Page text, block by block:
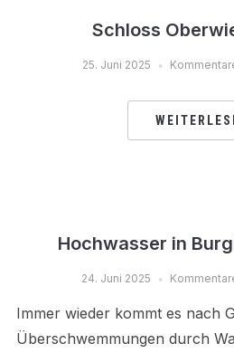
Schloss
25. Juni 2025
Hochwasser in
24. Juni 2025
Immer wieder kommt es nach
Überschwemmungen durch